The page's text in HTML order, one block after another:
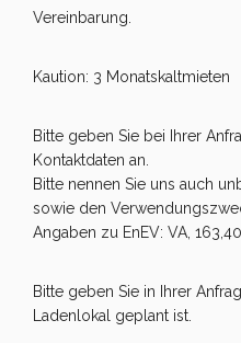
Vereinbarung.
Kaution: 3 Monatskaltmieten
Bitte geben Sie bei Ihrer
Kontaktdaten an.
Bitte nennen Sie uns auch
sowie den
Angaben zu EnEV: VA,
Bitte geben Sie in Ihrer
Ladenlokal geplant ist.